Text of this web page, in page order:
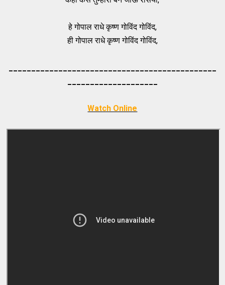
हे गोपाल राधे कृष्ण गोविंद गोविंद,
ही गोपाल राधे कृष्ण गोविंद गोविंद,
Watch Online